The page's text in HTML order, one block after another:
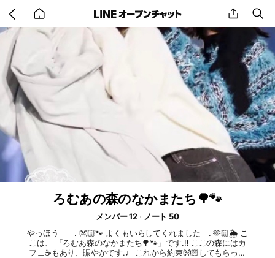
back
to
home
share
ろむあの森のなかまたち🌳🐾
メンバー 12
ノート 50
やっほう . 👐🏻🐾 よくもいらしてくれました . 🫶🏻🌦️ こ
こは、 「ろむあ森のなかまたち🌳🐾」です.‼️ ここの森にはカ
フェ☕️もあり、賑やかです.♩ これから約束👐🏻してもらって